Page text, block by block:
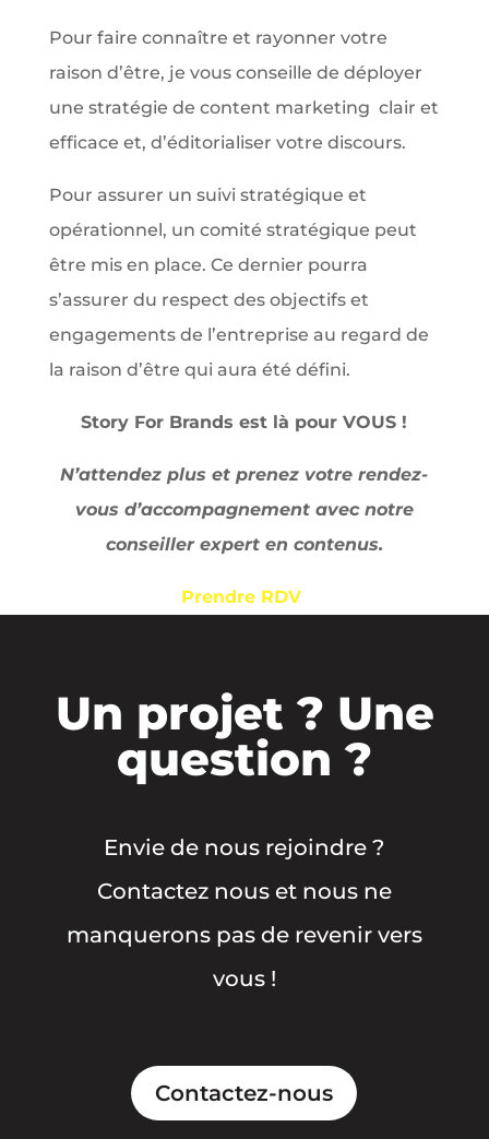
Pour faire connaître et rayonner votre
raison d’être, je vous conseille de déployer
une stratégie de content marketing clair et
efficace et, d’éditorialiser votre discours.
Pour assurer un suivi stratégique et
opérationnel, un comité stratégique peut
être mis en place. Ce dernier pourra
s’assurer du respect des objectifs et
engagements de l’entreprise au regard de
la raison d’être qui aura été défini.
Story For Brands est là pour VOUS !
N’attendez plus et prenez votre rendez-
vous d’accompagnement avec notre
conseiller expert en contenus.
Prendre RDV
Un projet ? Une
question ?
Envie de nous rejoindre ?
Contactez nous et nous ne
manquerons pas de revenir vers
vous !
Contactez-nous